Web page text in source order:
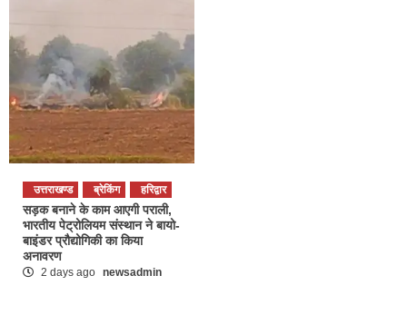
उत्तराखण्ड ब्रेकिंग हरिद्वार
सड़क बनाने के काम आएगी पराली,
भारतीय पेट्रोलियम संस्थान ने बायो-
बाइंडर प्रौद्योगिकी का किया
अनावरण
2 days ago newsadmin